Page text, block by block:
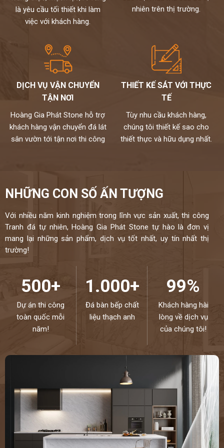
Chất lượng,thi công chuyên nghiệp,đội ngũ thợ tay nghề cao đã
được tuyển chọn.
ngấm..quý khách sẽ được bảo dưỡng định kỳ 6 tháng một lần và khi
có vấn đề gì sẽ có bộ phận kỹ thuật đến xử lí cho khách hàng trong
vòng 24h,tất cả thành phẩm của chúng tôi sẽ được lưu bảo hành
Đá cao cấp Hoàng Gia Phát tự hào là đơn vị
NỀM TIN CỦA KHÁCH LÀ HẠNH PHÚC CỦA CHÚNG TÔI - HÂN
HẠNH
ĐƯỢC PHỤC VỤ QUÝ KHÁCH
là yêu cầu tối thiết khi làm
việc với khách hàng.
nhiên trên thị trường.
DỊCH VỤ VẬN CHUYỂN
TẬN NƠI
Hoàng Gia Phát Stone hỗ trợ
khách hàng vận chuyển đá lát
sân vườn tới tận nơi thi công
THIẾT KẾ SÁT VỚI THỰC
TẾ
Tùy nhu cầu khách hàng,
chúng tôi thiết kế sao cho
thiết thực và hữu dụng nhất.
NHỮNG CON SỐ ẤN TƯỢNG
Với nhiều năm kinh nghiệm trong lĩnh vực sản xuất, thi công
Tranh đá tự nhiên, Hoàng Gia Phát Stone tự hào là đơn vị
mang lại những sản phẩm, dịch vụ tốt nhất, uy tín nhất thị
trường!
500+
Dự án thi công
toàn quốc mỗi
năm!
1.000+
Đá bàn bếp chất
liệu thạch anh
99%
Khách hàng hài
lòng về dịch vụ
của chúng tôi!